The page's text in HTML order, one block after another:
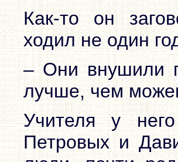
Как-то он
ходил не один
– Они внушили
лучше, чем
Учителя у
Петровых и